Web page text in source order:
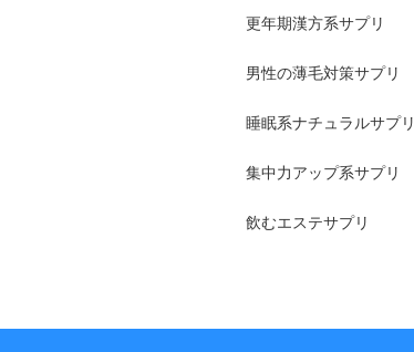
更年期漢方系サプリ
男性の薄毛対策サプリ
睡眠系ナチュラルサプリ
集中力アップ系サプリ
飲むエステサプリ